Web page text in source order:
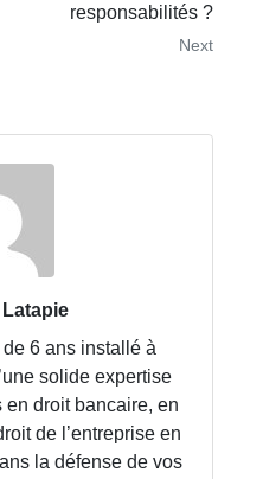
responsabilités ?
Next
6 ans installé à
solide expertise
droit bancaire, en
de l’entreprise en
la défense de vos